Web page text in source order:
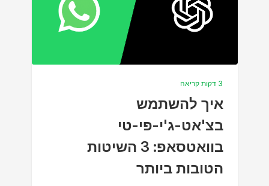
3 דקות קריאה
איך להשתמש
בצ'אט-ג'י-פי-טי
בוואטסאפ: 3 השיטות
הטובות ביותר